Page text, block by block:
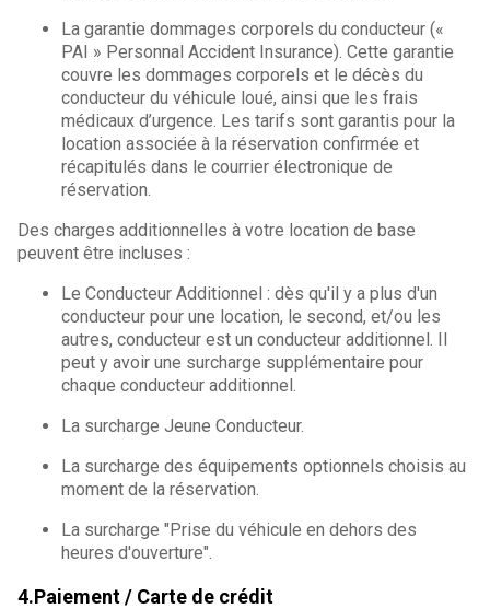
La garantie dommages corporels du conducteur («
PAI » Personnal Accident Insurance). Cette garantie
couvre les dommages corporels et le décès du
conducteur du véhicule loué, ainsi que les frais
médicaux d’urgence. Les tarifs sont garantis pour la
location associée à la réservation confirmée et
récapitulés dans le courrier électronique de
réservation.
Des charges additionnelles à votre location de base
peuvent être incluses :
Le Conducteur Additionnel : dès qu'il y a plus d'un
conducteur pour une location, le second, et/ou les
autres, conducteur est un conducteur additionnel. Il
peut y avoir une surcharge supplémentaire pour
chaque conducteur additionnel.
La surcharge Jeune Conducteur.
La surcharge des équipements optionnels choisis au
moment de la réservation.
La surcharge "Prise du véhicule en dehors des
heures d'ouverture".
4.Paiement / Carte de crédit